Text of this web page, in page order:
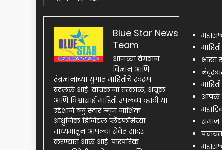
Blue Star News
Team
आजच्या वेगवान
विज्ञान आणि
तंत्रज्ञानाच्या युगात माहितीचे स्वरूप
बदलले आहे. वाचकांना तत्काळ, अचूक
आणि विश्वासार्ह माहिती उपलब्ध व्हावी या
उद्देशाने ब्लु स्टार न्युज नाशिक
आधुनिक डिजिटल प्लॅटफॉर्मच्या
माध्यमातून आपल्या सेवेत सादर
करण्यात आले आहे. पारंपरिक
भारत
आपले
समाज